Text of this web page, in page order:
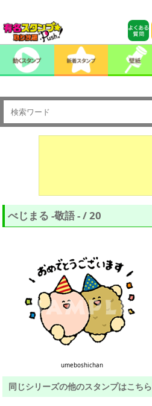
べじまる -敬語 - / 20
umeboshichan
同じシリーズの他のスタンプはこちら